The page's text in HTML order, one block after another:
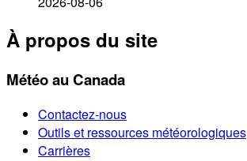
À propos du site
Météo au Canada
Contactez-nous
Outils et ressources météorologiques
Carrières